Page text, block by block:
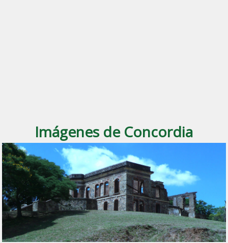
Imágenes de Concordia